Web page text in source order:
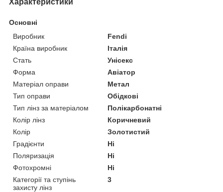
Основні
Виробник
Fendi
Країна виробник
Італія
Стать
Унісекс
Форма
Авіатор
Матеріал оправи
Метал
Тип оправи
Обідкові
Тип лінз за матеріалом
Полікарбонатні
Колір лінз
Коричневий
Колір
Золотистий
Градієнти
Ні
Поляризація
Ні
Фотохромні
Ні
Категорії та ступінь
захисту лінз
3